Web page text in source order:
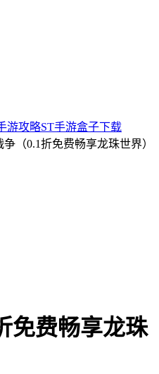
游攻略ST手游盒子下载
争（0.1折免费畅享龙珠世界）
免费畅享龙珠